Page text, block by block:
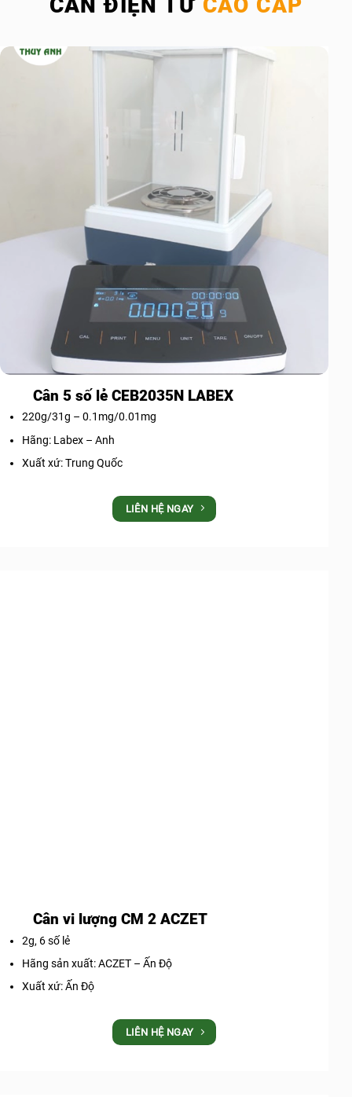
Cân 5 số lẻ CEB2035N LABEX
220g/31g – 0.1mg/0.01mg
Hãng: Labex – Anh
Xuất xứ: Trung Quốc
LIÊN HỆ NGAY
Cân vi lượng CM 2 ACZET
2g, 6 số lẻ
Hãng sản xuất: ACZET – Ấn Độ
Xuất xứ: Ấn Độ
LIÊN HỆ NGAY